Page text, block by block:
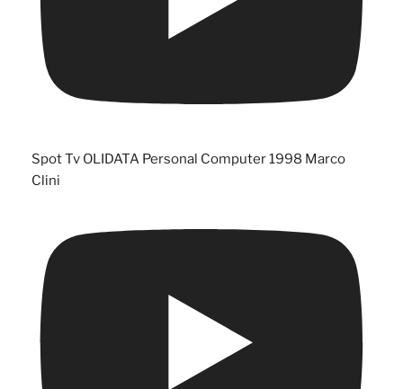
Spot Tv OLIDATA Personal Computer 1998 Marco
Clini